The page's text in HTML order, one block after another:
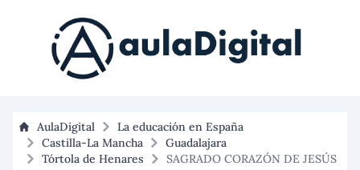
AulaDigital
La educación en España
Castilla-La Mancha
Guadalajara
Tórtola de Henares
SAGRADO CORAZÓN DE JESÚS